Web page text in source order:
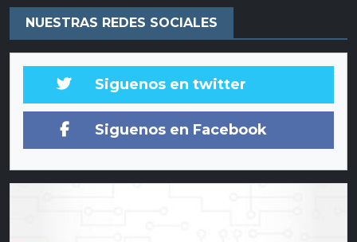
NUESTRAS REDES SOCIALES
Siguenos en twitter
Siguenos en Facebook